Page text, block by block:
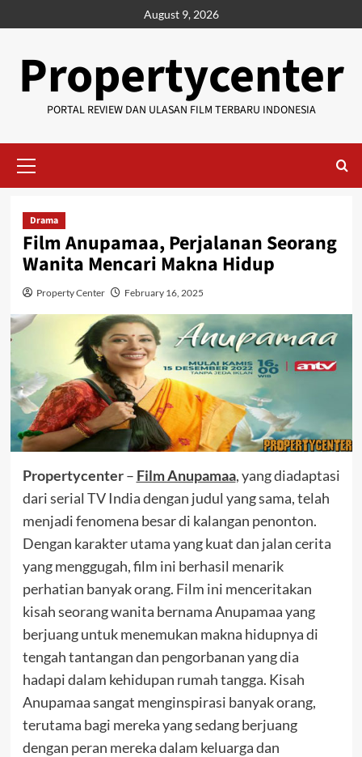
to
August 9, 2026
Propertycenter
PORTAL REVIEW DAN ULASAN FILM TERBARU INDONESIA
Menu
Drama
Film Anupamaa, Perjalanan Seorang
Wanita Mencari Makna Hidup
Property Center February 16, 2025
Propertycenter– Film Anupamaa, yang diadaptasi
dari serial TV India dengan judul yang sama, telah
menjadi fenomena besar di kalangan penonton.
Dengan karakter utama yang kuat dan jalan cerita
yang menggugah, film ini berhasil menarik
perhatian banyak orang. Film ini menceritakan
kisah seorang wanita bernama Anupamaa yang
berjuang untuk menemukan makna hidupnya di
tengah tantangan dan pengorbanan yang dia
hadapi dalam kehidupan rumah tangga. Kisah
Anupamaa sangat menginspirasi banyak orang,
terutama bagi mereka yang sedang berjuang
dengan peran mereka dalam keluarga dan